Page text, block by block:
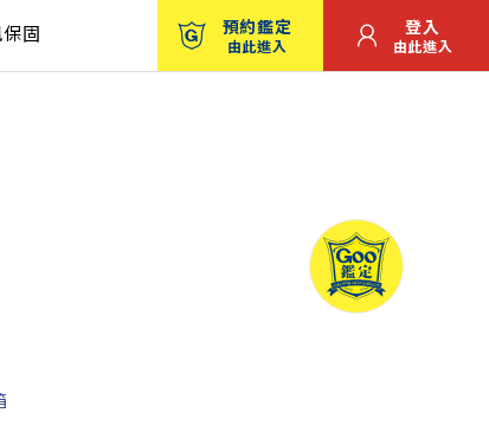
固 預約鑑定
由此進入
登入
由此進入